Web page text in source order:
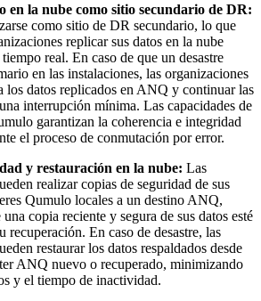
en la nube como sitio secundario de DR:
como sitio de DR secundario, lo que
replicar sus datos en la nube
real. En caso de que un desastre
en las instalaciones, las organizaciones
los datos replicados en ANQ y continuar las
interrupción mínima. Las capacidades de
garantizan la coherencia e integridad
el proceso de conmutación por error.
y restauración en la nube: Las
realizar copias de seguridad de sus
Qumulo locales a un destino ANQ,
copia reciente y segura de sus datos esté
recuperación. En caso de desastre, las
restaurar los datos respaldados desde
ANQ nuevo o recuperado, minimizando
y el tiempo de inactividad.